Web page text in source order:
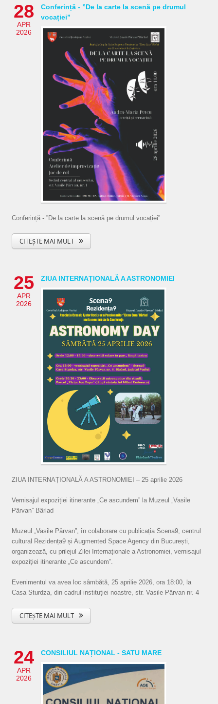
28
APR
2026
Conferință - ”De la carte la scenă pe drumul
vocației”
Conferință - ”De la carte la scenă pe drumul vocației”
CITEȘTE MAI MULT
25
APR
2026
ZIUA INTERNAȚIONALĂ A ASTRONOMIEI
ZIUA INTERNAȚIONALĂ A ASTRONOMIEI – 25 aprilie 2026
Vernisajul expoziției itinerante „Ce ascundem” la Muzeul „Vasile
Pârvan” Bârlad
Muzeul „Vasile Pârvan”, în colaborare cu publicația Scena9, centrul
cultural Rezidența9 și Augmented Space Agency din București,
organizează, cu prilejul Zilei Internaționale a Astronomiei, vernisajul
expoziției itinerante „Ce ascundem”.
Evenimentul va avea loc sâmbătă, 25 aprilie 2026, ora 18:00, la
Casa Sturdza, din cadrul instituției noastre, str. Vasile Pârvan nr. 4
CITEȘTE MAI MULT
24
APR
2026
CONSILIUL NAȚIONAL - SATU MARE